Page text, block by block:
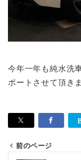
今年一年も純水洗
ポートさせて頂き
前のページ